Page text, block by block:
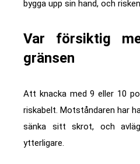
bygga upp sin hand, och
Var försiktig
gränsen
Att knacka med 9 eller 10
riskabelt. Motståndaren har
sänka sitt skrot, och
ytterligare.